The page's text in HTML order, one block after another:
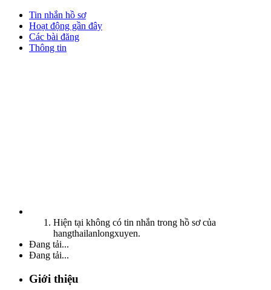
Tin nhắn hồ sơ
Hoạt động gần đây
Các bài đăng
Thông tin
Hiện tại không có tin nhắn trong hồ sơ của
hangthailanlongxuyen.
Đang tải...
Đang tải...
Giới thiệu